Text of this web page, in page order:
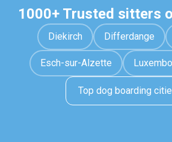
1000+ Trusted sitters
Diekirch Differdange
Esch-sur-Alzette
Top dog boarding